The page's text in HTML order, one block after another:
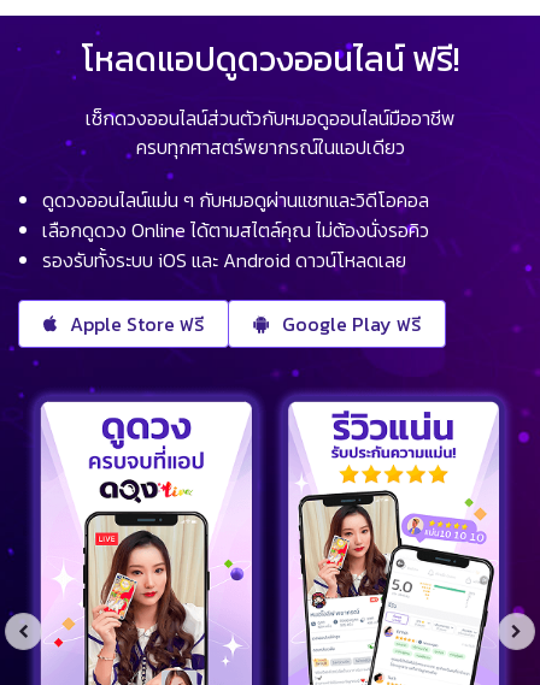
โหลดแอปดูดวงออนไลน์ ฟรี!
เช็กดวงออนไลน์ส่วนตัวกับหมอดูออนไลน์มืออาชีพ
ครบทุกศาสตร์พยากรณ์ในแอปเดียว
ดูดวงออนไลน์แม่น ๆ กับหมอดูผ่านแชทและวิดีโอคอล
เลือกดูดวง Online ได้ตามสไตล์คุณ ไม่ต้องนั่งรอคิว
รองรับทั้งระบบ iOS และ Android ดาวน์โหลดเลย
Apple Store ฟรี Google Play ฟรี